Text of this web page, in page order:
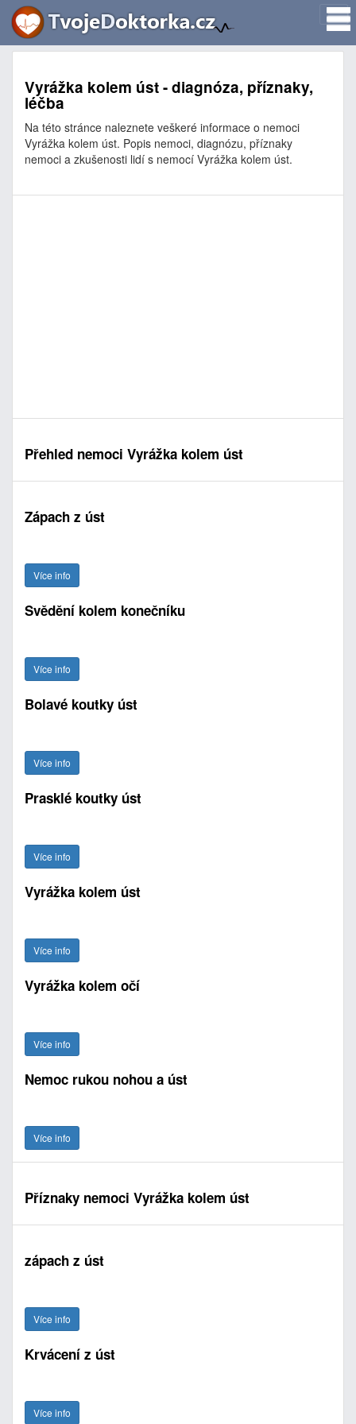
Vyrážka kolem úst - diagnóza, příznaky,
léčba
Na této stránce naleznete veškeré informace o nemoci
Vyrážka kolem úst. Popis nemoci, diagnózu, příznaky
nemoci a zkušenosti lidí s nemocí Vyrážka kolem úst.
Přehled nemoci Vyrážka kolem úst
Zápach z úst
Více info
Svědění kolem konečníku
Více info
Bolavé koutky úst
Více info
Prasklé koutky úst
Více info
Vyrážka kolem úst
Více info
Vyrážka kolem očí
Více info
Nemoc rukou nohou a úst
Více info
Příznaky nemoci Vyrážka kolem úst
zápach z úst
Více info
Krvácení z úst
Více info